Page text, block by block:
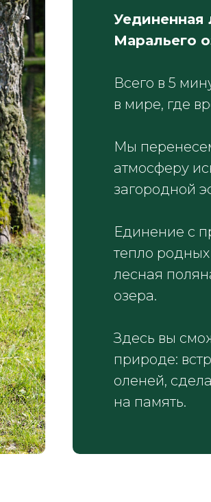
Уединенная
Маральего
Всего в 5
в мире, где
Мы
атмосферу
загородной
Единение с
тепло
лесная
озера.
Здесь вы
природе:
оленей,
на память.